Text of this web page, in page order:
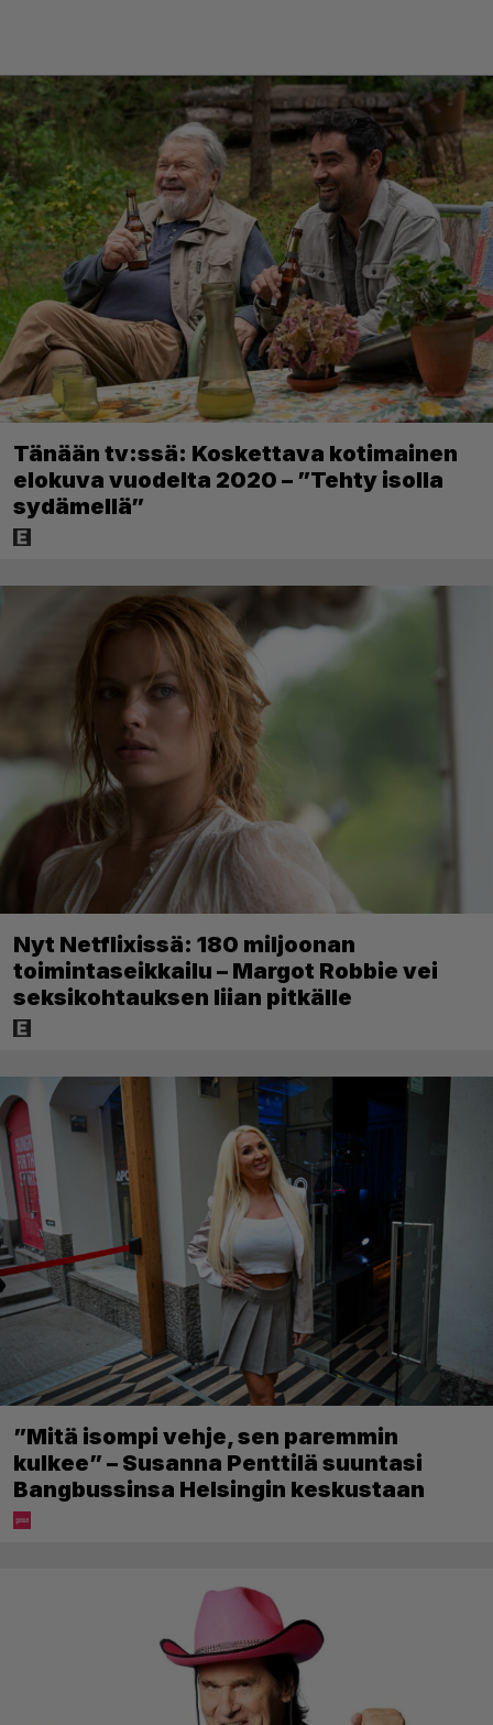
Tänään tv:ssä: Koskettava kotimainen
elokuva vuodelta 2020 – ”Tehty isolla
sydämellä”
Nyt Netflixissä: 180 miljoonan
toimintaseikkailu – Margot Robbie vei
seksikohtauksen liian pitkälle
”Mitä isompi vehje, sen paremmin
kulkee” – Susanna Penttilä suuntasi
Bangbussinsa Helsingin keskustaan